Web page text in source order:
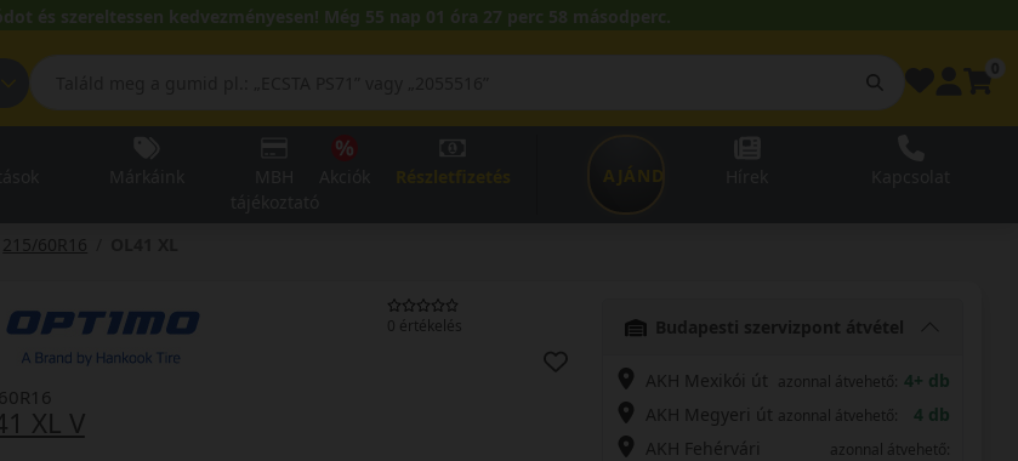
és szereltessen kedvezményesen! Még 55 nap 01 óra 27 perc 57 másodperc.
AJÁNDÉKUTALVÁNY
215/60R16
0 értékelés
XL V
Budapesti szervizpont átvétel
AKH Mexikói út azonnal átvehető: 4+ db
AKH Megyeri út azonnal átvehető:
4 db
AKH Fehérvári
azonnal átvehető: